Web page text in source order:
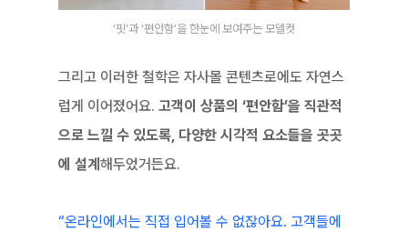
‘핏’과 ‘편안함’을 한눈에 보여주는 모델컷
그리고 이러한 철학은 자사몰 콘텐츠로에도 자연스
럽게 이어졌어요. 고객이 상품의 ‘편안함’을 직관적
으로 느낄 수 있도록, 다양한 시각적 요소들을 곳곳
에 설계 해두었거든요.
“온라인에서는 직접 입어볼 수 없잖아요. 고객들에